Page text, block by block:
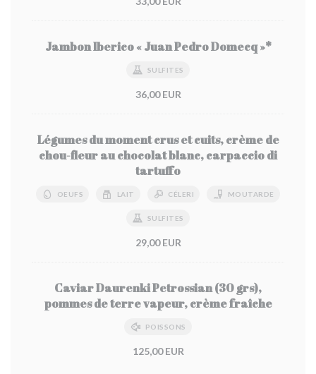
Jambon Iberico « Juan Pedro Domecq »*
SULFITES
36,00 EUR
Légumes du moment crus et cuits, crème de
chou-fleur au chocolat blanc, carpaccio di
tartuffo
OEUFS LAIT CÉLERI MOUTARDE
SULFITES
29,00 EUR
Caviar Daurenki Petrossian (30 grs),
pommes de terre vapeur, crème fraîche
POISSONS
125,00 EUR